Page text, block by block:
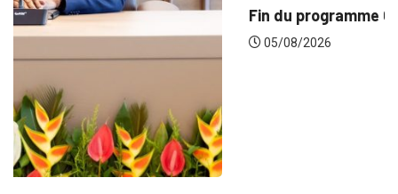
Fin du programme CIPCC 2026 de la...